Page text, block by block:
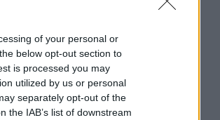
of your personal or
below opt-out section to
is processed you may
utilized by us or personal
separately opt-out of the
the IAB’s list of downstream